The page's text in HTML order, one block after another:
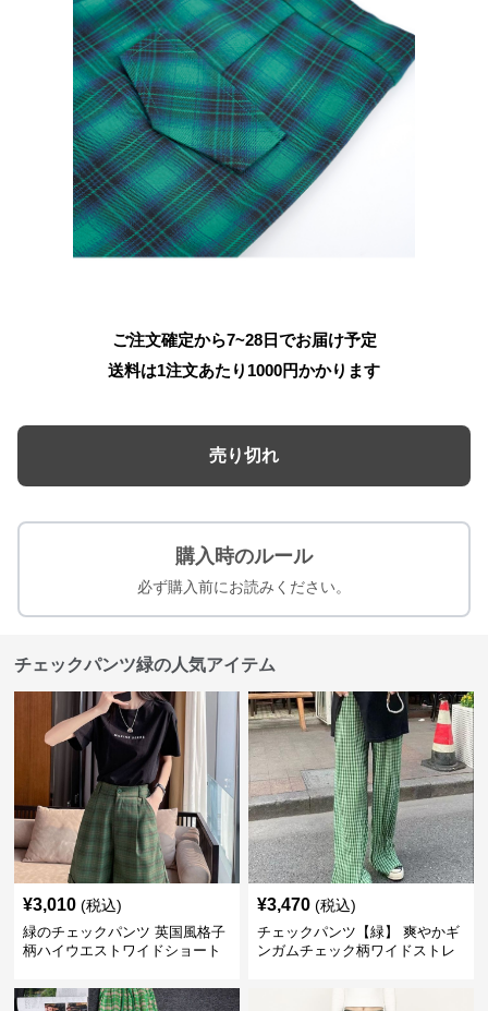
ご注文確定から7~28日でお届け予定
送料は1注文あたり 1000円かかります
売り切れ
購入時のルール
必ず購入前にお読みください。
チェックパンツ緑の人気アイテム
¥3,010 (税込)
緑のチェックパンツ 英国風格子
柄ハイウエストワイドショート
¥3,470 (税込)
チェックパンツ【緑】 爽やかギ
ンガムチェック柄ワイドストレ